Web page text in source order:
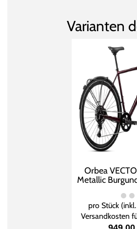
Varianten
Orbea
Metallic
pro Stück
Versandkosten